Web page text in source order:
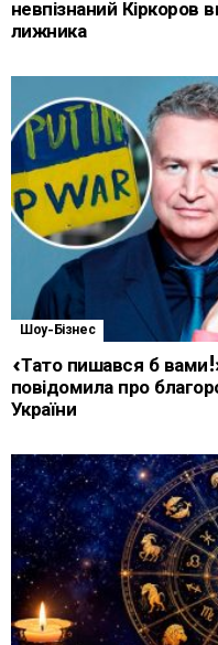
невпізнаний Кіркоров
лижника
Шоу-Бізнес
«Тато пишався б
повідомила про
України